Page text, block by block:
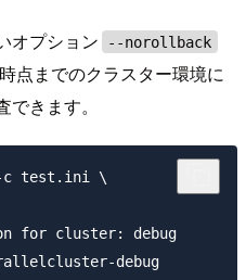
オプション --norollback
点までのクラスター環境に
きます。
-c test.ini \
for cluster: debug
debug